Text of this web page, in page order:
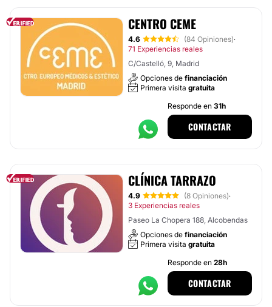
CENTRO CEME
4.6 (84 Opiniones)·
71 Experiencias reales
C/Castelló, 9, Madrid
Opciones de financiación
Primera visita gratuita
Responde en 31h
CONTACTAR
CLÍNICA TARRAZO
4.9 (8 Opiniones)·
3 Experiencias reales
Paseo La Chopera 188, Alcobendas
Opciones de financiación
Primera visita gratuita
Responde en 28h
CONTACTAR